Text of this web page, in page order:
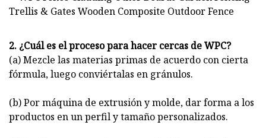
2. ¿Cuál es el proceso para hacer cercas de WPC?
(a) Mezcle las materias primas de acuerdo con cierta
fórmula, luego conviértalas en gránulos.
(b) Por máquina de extrusión y molde, dar forma a los
productos en un perfil y tamaño personalizados.